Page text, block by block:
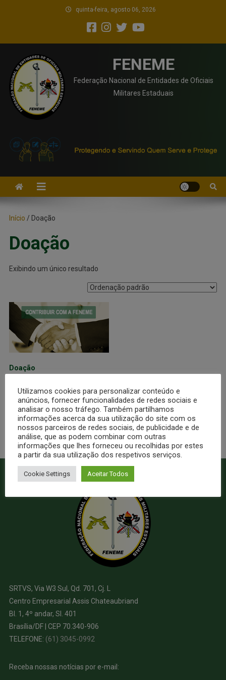
quinta-feira, agosto 06, 2026
FENEME
Federação Nacional de Entidades de Oficiais
Militares Estaduais
Início / Doação
Doação
Exibindo um único resultado
Doação
Adicionar ao carrinho
SRTVS, Via W3 Sul, Qd. 701, Cj. L
Centro Empresarial Assis Chateaubriand
Bl. 1, 4º andar, Sl. 401
Brasília/DF | CEP 70.340-906
TELEFONE: (61) 3045-0992
Receba nossas notícias por e-mail:
Utilizamos cookies para personalizar conteúdo e
anúncios, fornecer funcionalidades de redes sociais e
analisar o nosso tráfego. Também partilhamos
informações acerca da sua utilização do site com os
nossos parceiros de redes sociais, de publicidade e de
análise, que as podem combinar com outras
informações que lhes forneceu ou recolhidas por estes
a partir da sua utilização dos respetivos serviços.
Cookie Settings Aceitar Todos